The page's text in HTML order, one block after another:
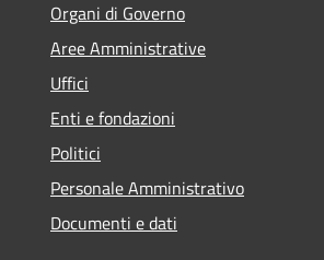
Organi di Governo
Aree Amministrative
Uffici
Enti e fondazioni
Politici
Personale Amministrativo
Documenti e dati